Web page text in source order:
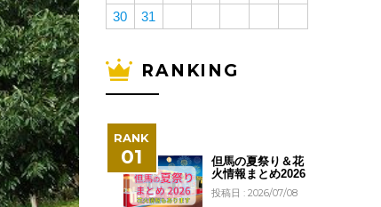
30
31
RANKING
但馬の夏祭り＆花
火情報まとめ2026
投稿日 : 2026/07/08